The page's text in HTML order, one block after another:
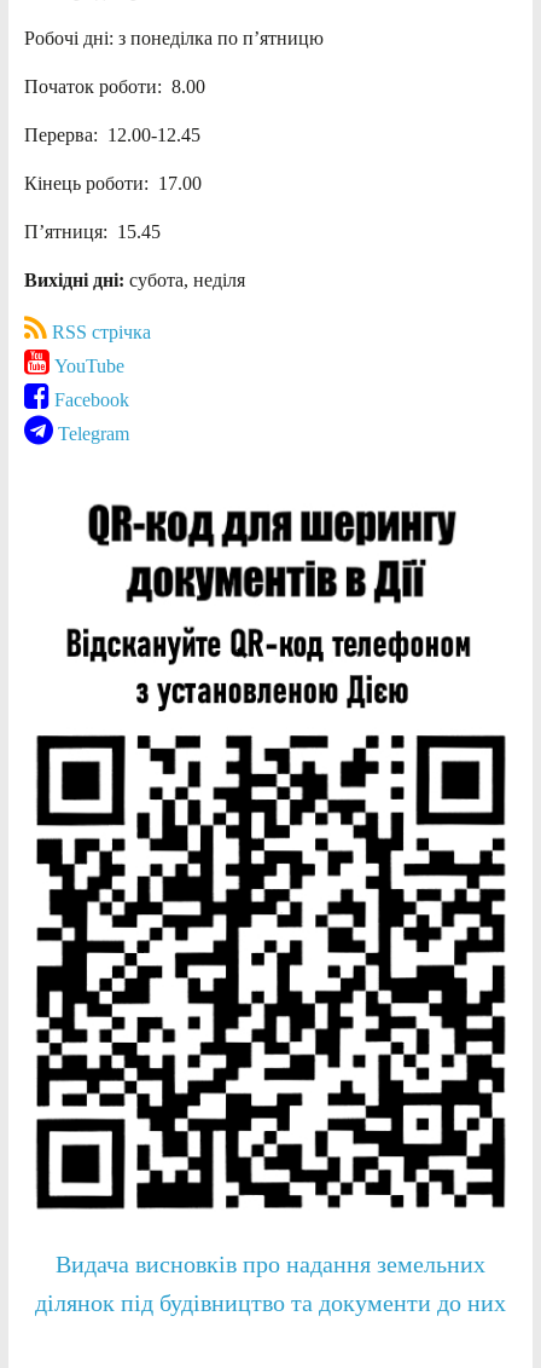
Робочі дні: з понеділка по п’ятницю
Початок роботи: 8.00
Перерва: 12.00-12.45
Кінець роботи: 17.00
П’ятниця: 15.45
Вихідні дні: субота, неділя
RSS стрічка
YouTube
Facebook
Telegram
Видача висновків про надання земельних
ділянок під будівництво та документи до них